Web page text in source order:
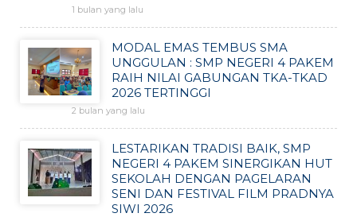
1 bulan yang lalu
MODAL EMAS TEMBUS SMA
UNGGULAN : SMP NEGERI 4 PAKEM
RAIH NILAI GABUNGAN TKA-TKAD
2026 TERTINGGI
2 bulan yang lalu
LESTARIKAN TRADISI BAIK, SMP
NEGERI 4 PAKEM SINERGIKAN HUT
SEKOLAH DENGAN PAGELARAN
SENI DAN FESTIVAL FILM PRADNYA
SIWI 2026